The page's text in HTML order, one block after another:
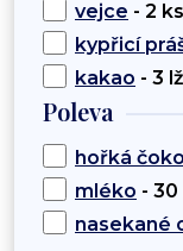
vejce - 2 ks
kypřicí
kakao - 3
Poleva
hořká
mléko - 30
nasekané